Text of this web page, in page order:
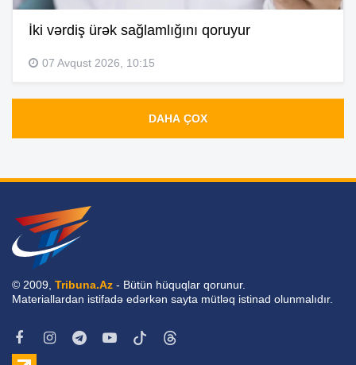
İki vərdiş ürək sağlamlığını qoruyur
07 Avqust 2026, 10:15
DAHA ÇOX
© 2009, Tribuna.Az - Bütün hüquqlar qorunur.
Materiallardan istifadə edərkən sayta mütləq istinad olunmalıdır.